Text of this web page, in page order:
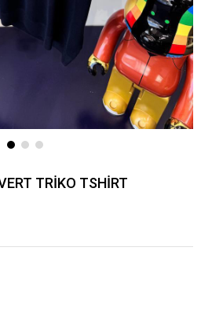
TRİKO TSHİRT